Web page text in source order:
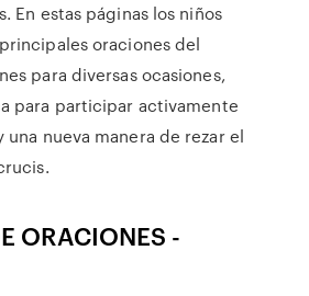
En estas páginas los niños
oraciones del
para diversas ocasiones,
para participar activamente
una nueva manera de rezar el
ORACIONES -